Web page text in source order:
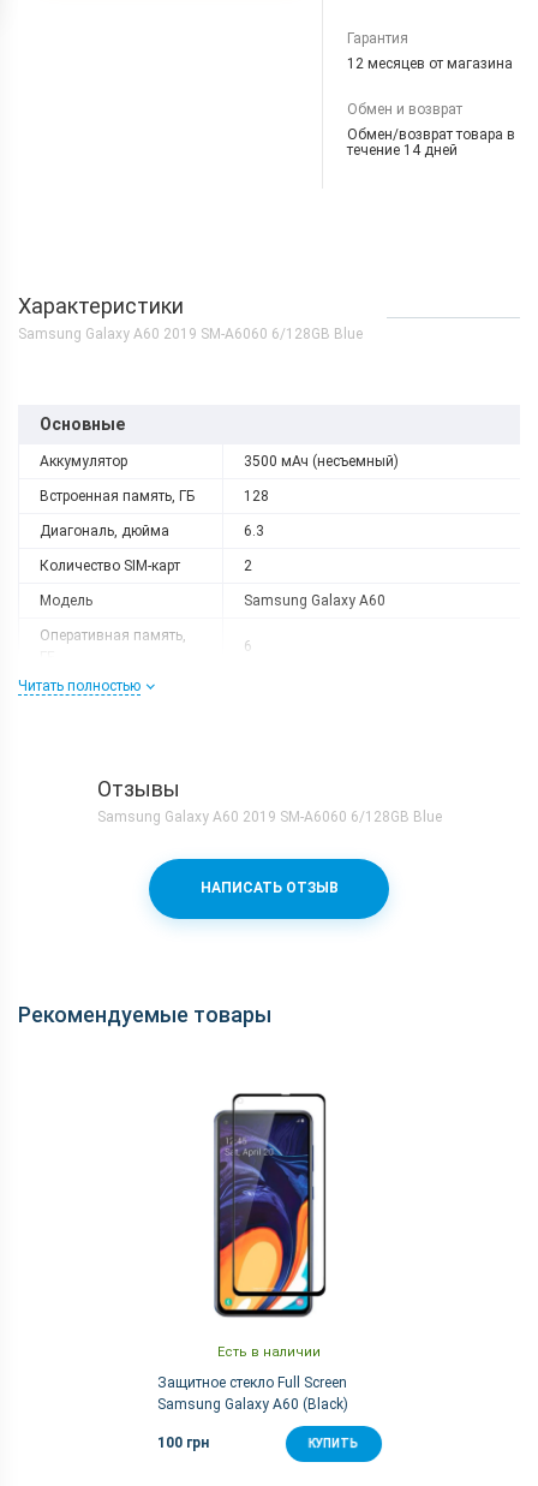
Гарантия
12 месяцев от магазина
Обмен и возврат
Обмен/возврат товара в
течение 14 дней
Характеристики
Samsung Galaxy A60 2019 SM-A6060 6/128GB Blue
Основные
Аккумулятор 3500 мАч (несъемный)
Встроенная память, ГБ 128
Диагональ, дюйма 6.3
Количество SIM-карт 2
Модель Samsung Galaxy A60
Оперативная память,
6
Разрешение
Процессор
Qualcomm Snapdragon 675 + Adreno
612
16 (f/2.0)
168
Нету
Пластик
155.3x73.9x7.9
Коммуникации
Читать полностью
Отзывы
Samsung Galaxy A60 2019 SM-A6060 6/128GB Blue
НАПИСАТЬ ОТЗЫВ
Рекомендуемые товары
Есть в наличии
Защитное стекло Full Screen
Samsung Galaxy A60 (Black)
100 грн КУПИТЬ